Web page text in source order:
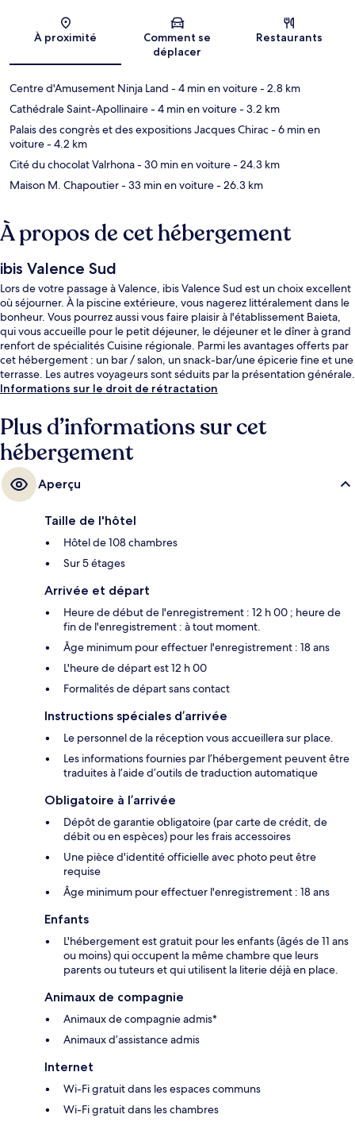
Carte
À proximité
Comment se
déplacer
Restaurants
Centre d'Amusement Ninja Land - 4 min en voiture- 2.8 km
Cathédrale Saint-Apollinaire- 4 min en voiture- 3.2 km
Palais des congrès et des expositions Jacques Chirac- 6 min en
voiture- 4.2 km
Cité du chocolat Valrhona- 30 min en voiture- 24.3 km
Maison M. Chapoutier- 33 min en voiture- 26.3 km
À propos de cet hébergement
ibis Valence Sud
Lors de votre passage à Valence, ibis Valence Sud est un choix excellent
où séjourner. À la piscine extérieure, vous nagerez littéralement dans le
bonheur. Vous pourrez aussi vous faire plaisir à l'établissement Baieta,
qui vous accueille pour le petit déjeuner, le déjeuner et le dîner à grand
renfort de spécialités Cuisine régionale. Parmi les avantages offerts par
cet hébergement : un bar / salon, un snack-bar/une épicerie fine et une
terrasse. Les autres voyageurs sont séduits par la présentation générale.
Informations sur le droit de rétractation
Plus d’informations sur cet
hébergement
Aperçu
Taille de l'hôtel
Hôtel de 108 chambres
Sur 5 étages
Arrivée et départ
Heure de début de l'enregistrement : 12 h 00 ; heure de
fin de l'enregistrement : à tout moment.
Âge minimum pour effectuer l'enregistrement : 18 ans
L'heure de départ est 12 h 00
Formalités de départ sans contact
Instructions spéciales d’arrivée
Le personnel de la réception vous accueillera sur place.
Les informations fournies par l’hébergement peuvent être
traduites à l’aide d’outils de traduction automatique
Obligatoire à l’arrivée
Dépôt de garantie obligatoire (par carte de crédit, de
débit ou en espèces) pour les frais accessoires
Une pièce d'identité officielle avec photo peut être
requise
Âge minimum pour effectuer l'enregistrement : 18 ans
Enfants
L'hébergement est gratuit pour les enfants (âgés de 11 ans
ou moins) qui occupent la même chambre que leurs
parents ou tuteurs et qui utilisent la literie déjà en place.
Animaux de compagnie
Animaux de compagnie admis*
Animaux d’assistance admis
Internet
Wi-Fi gratuit dans les espaces communs
Wi-Fi gratuit dans les chambres